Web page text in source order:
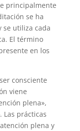
principalmente
se ha
se utiliza cada
El término
en los
consciente
viene
plena»,
Las prácticas
plena y